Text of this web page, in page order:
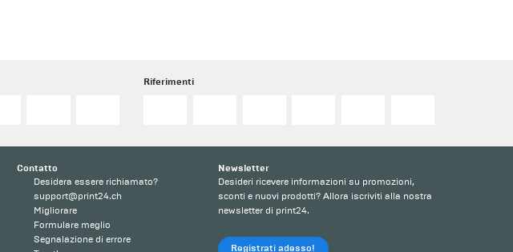
Riferimenti
Contatto
Desidera essere richiamato?
support@print24.ch
Migliorare
Formulare meglio
Segnalazione di errore
Newsletter
Desideri ricevere informazioni su promozioni,
sconti e nuovi prodotti? Allora iscriviti alla nostra
newsletter di print24.
Registrati adesso!